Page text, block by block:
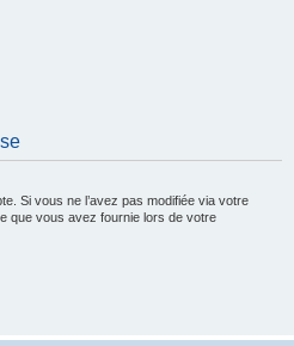
Si vous ne l’avez pas modifiée via votre
que vous avez fournie lors de votre